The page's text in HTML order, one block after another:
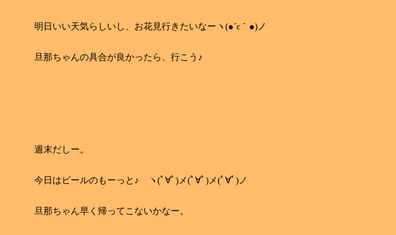
明日いい天気らしいし、お花見行きたいなーヽ(●´ε｀●)ノ
旦那ちゃんの具合が良かったら、行こう♪
週末だしー。
今日はビールのもーっと♪ ヽ(ﾟ∀ﾟ)メ(ﾟ∀ﾟ)メ(ﾟ∀ﾟ)ノ
旦那ちゃん早く帰ってこないかなー。